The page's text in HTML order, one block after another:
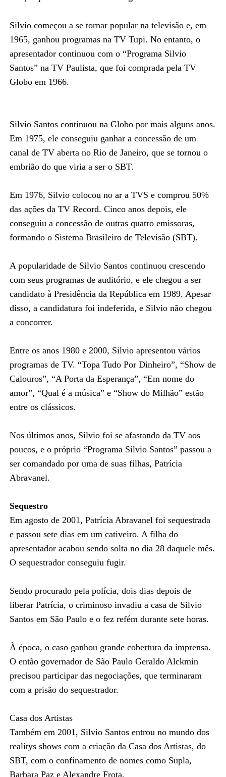
Silvio começou a se tornar popular na televisão e, em
1965, ganhou programas na TV Tupi. No entanto, o
apresentador continuou com o “Programa Silvio
Santos” na TV Paulista, que foi comprada pela TV
Globo em 1966.
Silvio Santos continuou na Globo por mais alguns anos.
Em 1975, ele conseguiu ganhar a concessão de um
canal de TV aberta no Rio de Janeiro, que se tornou o
embrião do que viria a ser o SBT.
Em 1976, Silvio colocou no ar a TVS e comprou 50%
das ações da TV Record. Cinco anos depois, ele
conseguiu a concessão de outras quatro emissoras,
formando o Sistema Brasileiro de Televisão (SBT).
A popularidade de Silvio Santos continuou crescendo
com seus programas de auditório, e ele chegou a ser
candidato à Presidência da República em 1989. Apesar
disso, a candidatura foi indeferida, e Silvio não chegou
a concorrer.
Entre os anos 1980 e 2000, Silvio apresentou vários
programas de TV. “Topa Tudo Por Dinheiro”, “Show de
Calouros”, “A Porta da Esperança”, “Em nome do
amor”, “Qual é a música” e “Show do Milhão” estão
entre os clássicos.
Nos últimos anos, Silvio foi se afastando da TV aos
poucos, e o próprio “Programa Silvio Santos” passou a
ser comandado por uma de suas filhas, Patrícia
Abravanel.
Sequestro
Em agosto de 2001, Patrícia Abravanel foi sequestrada
e passou sete dias em um cativeiro. A filha do
apresentador acabou sendo solta no dia 28 daquele mês.
O sequestrador conseguiu fugir.
Sendo procurado pela polícia, dois dias depois de
liberar Patrícia, o criminoso invadiu a casa de Silvio
Santos em São Paulo e o fez refém durante sete horas.
À época, o caso ganhou grande cobertura da imprensa.
O então governador de São Paulo Geraldo Alckmin
precisou participar das negociações, que terminaram
com a prisão do sequestrador.
Casa dos Artistas
Também em 2001, Silvio Santos entrou no mundo dos
realitys shows com a criação da Casa dos Artistas, do
SBT, com o confinamento de nomes como Supla,
Barbara Paz e Alexandre Frota.